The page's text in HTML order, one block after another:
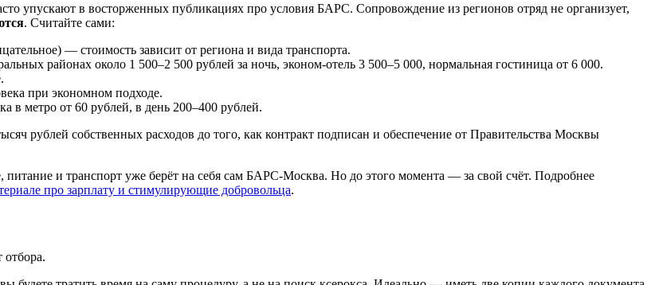
упускают в восторженных публикациях про условия БАРС. Сопровождение из регионов отряд не организует,
. Считайте сами:
— стоимость зависит от региона и вида транспорта.
районах около 1 500–2 500 рублей за ночь, эконом-отель 3 500–5 000, нормальная гостиница от 6 000.
при экономном подходе.
в метро от 60 рублей, в день 200–400 рублей.
рублей собственных расходов до того, как контракт подписан и обеспечение от Правительства Москвы
и транспорт уже берёт на себя сам БАРС-Москва. Но до этого момента — за свой счёт. Подробнее
про зарплату и стимулирующие добровольца.
отбора.